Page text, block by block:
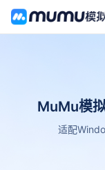
MuMu模
适配